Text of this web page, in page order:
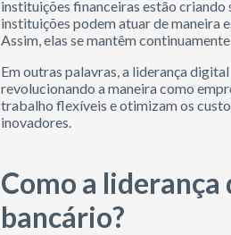
instituições financeiras estão
instituições podem atuar de maneira
Assim, elas se mantêm
Em outras palavras, a liderança
revolucionando a maneira como
trabalho flexíveis e otimizam os
inovadores.
Como a
bancário?